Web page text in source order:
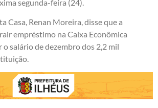
segunda-feira (24).
Casa, Renan Moreira, disse que a
empréstimo na Caixa Econômica
o salário de dezembro dos 2,2 mil